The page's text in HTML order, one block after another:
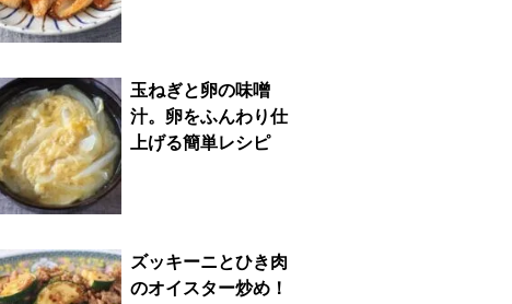
玉ねぎと卵の味噌
汁。卵をふんわり仕
上げる簡単レシピ
ズッキーニとひき肉
のオイスター炒め！